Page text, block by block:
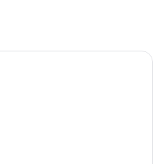
En pænt redt seng med hvide